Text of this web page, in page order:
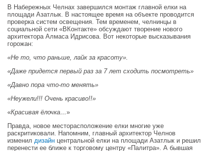
В Набережных Челнах завершился монтаж главной елки на
площади Азатлык. В настоящее время на объекте проводится
проверка систем освещения. Тем временем, челнинцы в
социальной сети «ВКонтакте» обсуждают творение нового
архитектора Алмаса Идрисова. Вот некоторые высказывания
горожан:
«Не то, что раньше, лайк за красоту».
«Даже придется первый раз за 7 лет сходить посмотреть»
«Давно пора что-то менять»
«Неужели!!! Очень красиво!!»
«Красивая ёлочка…»
Правда, новое месторасположение елки многие уже
раскритиковали. Напомним, главный архитектор Челнов
изменил дизайн центральной елки на площади Азатлык и решил
перенести ее ближе к торговому центру «Палитра». А бывшая